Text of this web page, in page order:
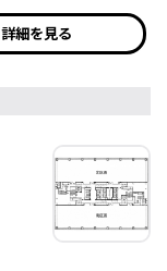
詳細を見る